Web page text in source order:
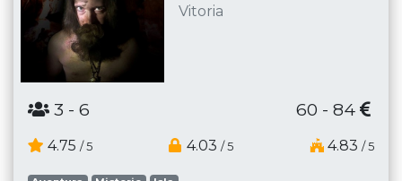
Vitoria
3 - 6 60 - 84
4.75 / 5 4.03 / 5 4.83 / 5